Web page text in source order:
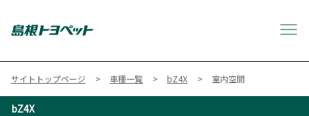
サイトトップページ 車種一覧 bZ4X 室内空間
bZ4X